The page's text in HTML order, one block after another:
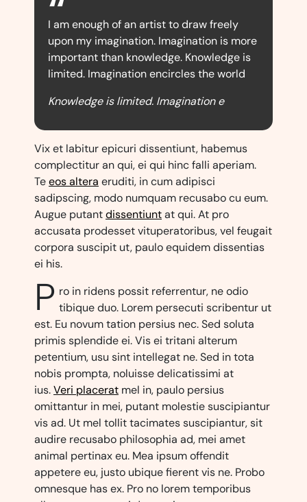
I am enough of an artist to draw freely
upon my imagination. Imagination is more
important than knowledge. Knowledge is
limited. Imagination encircles the world
Knowledge is limited. Imagination e
Vix et labitur epicuri dissentiunt, habemus
complectitur an qui, ei qui hinc falli aperiam.
Teeos altera eruditi, in cum adipisci
sadipscing, modo numquam recusabo cu eum.
Augue putantdissentiuntat qui. At pro
accusata prodesset vituperatoribus, vel feugait
corpora suscipit ut, paulo equidem dissentias
ei his.
P ro in ridens possit referrentur, ne odio
tibique duo. Lorem persecuti scribentur ut
est. Eu novum tation persius nec. Sed soluta
primis splendide ei. Vis ei tritani alterum
petentium, usu sint intellegat ne. Sed in tota
nobis prompta, noluisse delicatissimi at
ius.Veri placerat mel in, paulo persius
omittantur in mei, putant molestie suscipiantur
vis ad. Ut mel tollit tacimates suscipiantur, sit
audire recusabo philosophia ad, mei amet
animal pertinax eu. Mea ipsum offendit
appetere eu, justo ubique fierent vis ne. Probo
omnesque has ex. Pro no lorem temporibus